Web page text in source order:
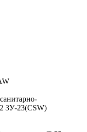
ЗУ-23(CSW)